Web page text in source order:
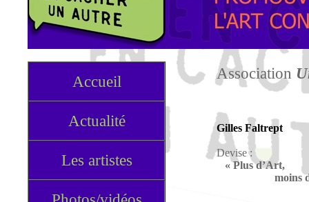
Accueil
Actualité
Les artistes
Association
Gilles Faltrept
Devise :
« Plus d’Art,
moins de